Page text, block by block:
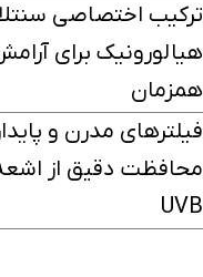
ترکیب اختصاصی
هیالورونیک برای
همزمان
فیلترهای مدرن و
UVB